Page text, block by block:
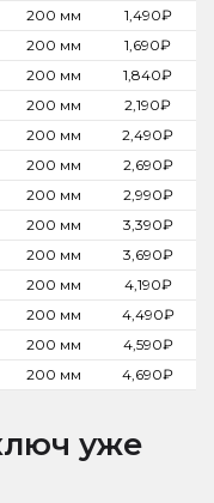
200 мм 1,490₽
200 мм 1,690₽
200 мм 1,840₽
200 мм 2,190₽
200 мм 2,490₽
200 мм 2,690₽
200 мм 2,990₽
200 мм 3,390₽
200 мм 3,690₽
200 мм 4,190₽
200 мм 4,490₽
200 мм 4,590₽
200 мм 4,690₽
уже